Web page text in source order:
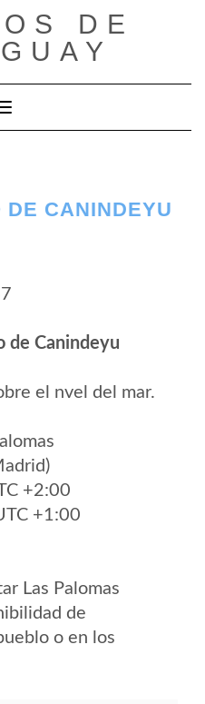
DE
Cambiar modo de navegación
DE CANINDEYU
de Canindeyu
el nvel del mar.
+2:00
+1:00
Las Palomas
de
o en los